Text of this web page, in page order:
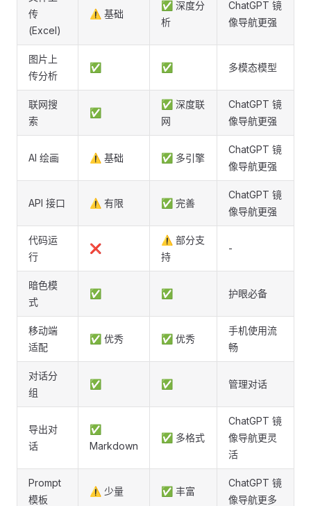
传
(Excel)
⚠️ 基础
✅ 深度分
析
ChatGPT 镜
像导航更强
图片上
传分析
✅ ✅ 多模态模型
联网搜
索
✅
✅ 深度联
网
ChatGPT 镜
像导航更强
AI 绘画 ⚠️ 基础 ✅ 多引擎
ChatGPT 镜
像导航更强
API 接口 ⚠️ 有限 ✅ 完善
ChatGPT 镜
像导航更强
代码运
行
❌
⚠️ 部分支
持
-
暗色模
式
✅ ✅ 护眼必备
移动端
适配
✅ 优秀 ✅ 优秀
手机使用流
畅
对话分
组
✅ ✅ 管理对话
导出对
话
✅
Markdown
✅ 多格式
ChatGPT 镜
像导航更灵
活
Prompt
模板
⚠️ 少量 ✅ 丰富
ChatGPT 镜
像导航更多